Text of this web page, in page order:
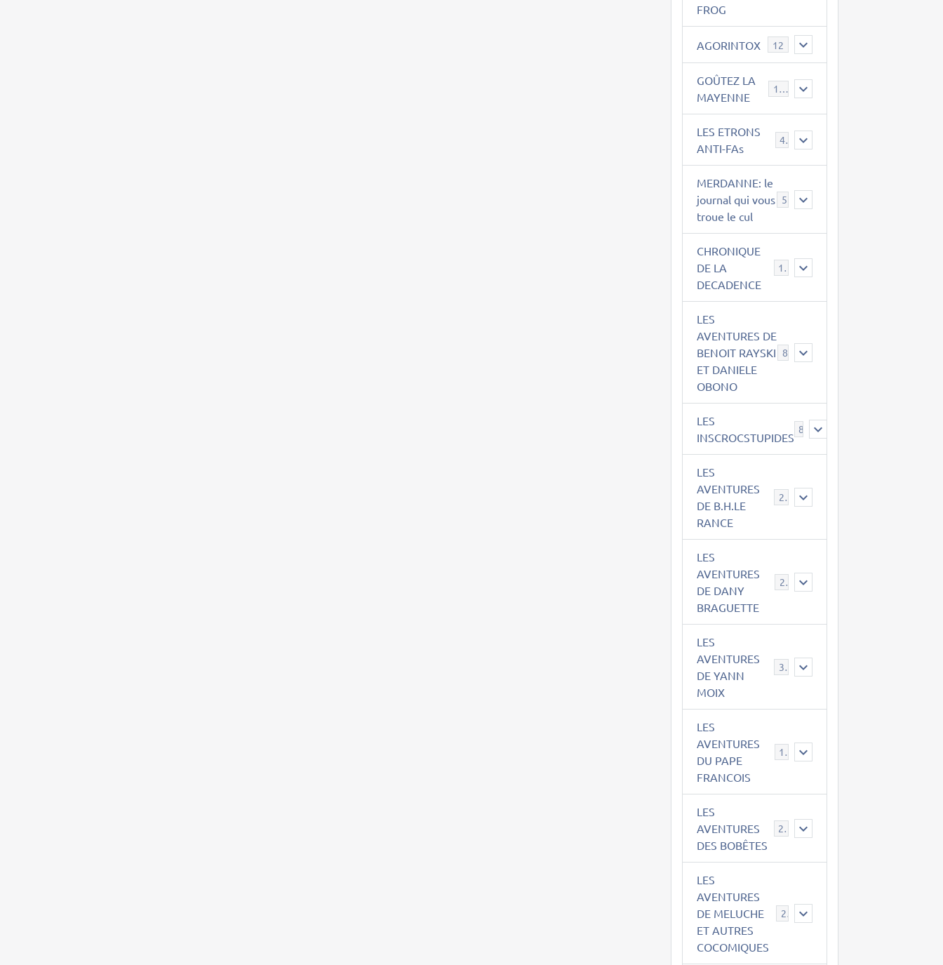
FROG
AGORINTOX 12
GOÛTEZ LA
MAYENNE
189
LES ETRONS
ANTI-FAs
4
MERDANNE: le
journal qui vous
troue le cul
CHRONIQUE
DE LA
DECADENCE
12
LES
AVENTURES DE
BENOIT RAYSKI
ET DANIELE
OBONO
LES
INSCROCSTUPIDES
8
LES
AVENTURES
DE B.H.LE
RANCE
21
LES
AVENTURES
DE DANY
BRAGUETTE
29
LES
AVENTURES
DE YANN
MOIX
39
LES
AVENTURES
DU PAPE
FRANCOIS
15
LES
AVENTURES
DES BOBÊTES
23
LES
AVENTURES
DE MELUCHE
ET AUTRES
COCOMIQUES
22